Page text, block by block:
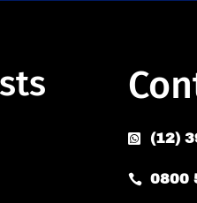
 (12)
 0800